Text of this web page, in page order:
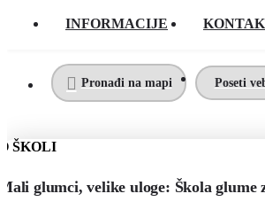
INFORMACIJE
Pronađi na mapi Poseti
ŠKOLI
glumci, velike uloge: Škola glume